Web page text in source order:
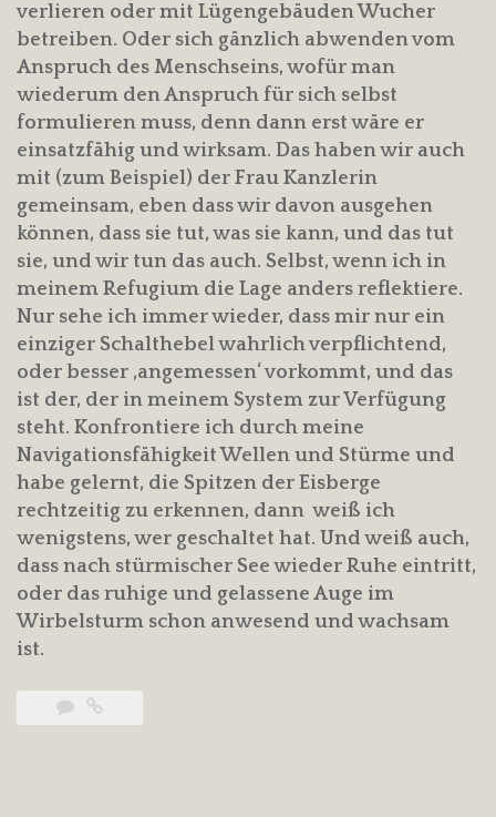
verlieren oder mit Lügengebäuden Wucher
betreiben. Oder sich gänzlich abwenden vom
Anspruch des Menschseins, wofür man
wiederum den Anspruch für sich selbst
formulieren muss, denn dann erst wäre er
einsatzfähig und wirksam. Das haben wir auch
mit (zum Beispiel) der Frau Kanzlerin
gemeinsam, eben dass wir davon ausgehen
können, dass sie tut, was sie kann, und das tut
sie, und wir tun das auch. Selbst, wenn ich in
meinem Refugium die Lage anders reflektiere.
Nur sehe ich immer wieder, dass mir nur ein
einziger Schalthebel wahrlich verpflichtend,
oder besser ‚angemessen‘ vorkommt, und das
ist der, der in meinem System zur Verfügung
steht. Konfrontiere ich durch meine
Navigationsfähigkeit Wellen und Stürme und
habe gelernt, die Spitzen der Eisberge
rechtzeitig zu erkennen, dann weiß ich
wenigstens, wer geschaltet hat. Und weiß auch,
dass nach stürmischer See wieder Ruhe eintritt,
oder das ruhige und gelassene Auge im
Wirbelsturm schon anwesend und wachsam
ist.